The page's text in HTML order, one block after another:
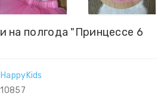
на полгода "Принцессе 6
HappyKids
10857